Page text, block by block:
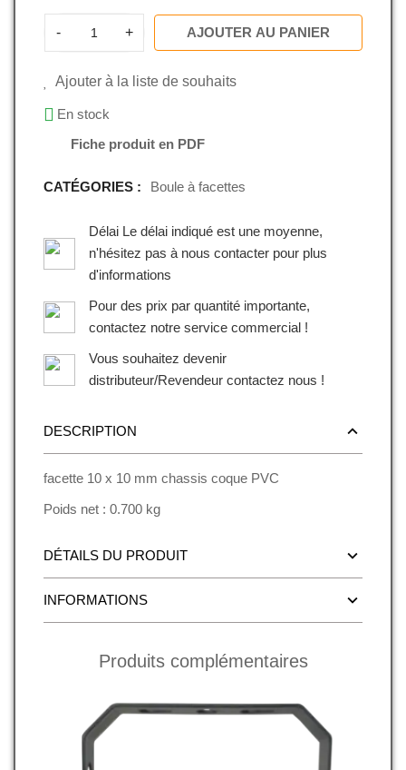
- + AJOUTER AU PANIER
Ajouter à la liste de souhaits
En stock
Fiche produit en PDF
CATÉGORIES : Boule à facettes
Délai Le délai indiqué est une moyenne,
n'hésitez pas à nous contacter pour plus
d'informations
Pour des prix par quantité importante,
contactez notre service commercial !
Vous souhaitez devenir
distributeur/Revendeur contactez nous !
DESCRIPTION
facette 10 x 10 mm chassis coque PVC
Poids net : 0.700 kg
DÉTAILS DU PRODUIT
INFORMATIONS
Produits complémentaires